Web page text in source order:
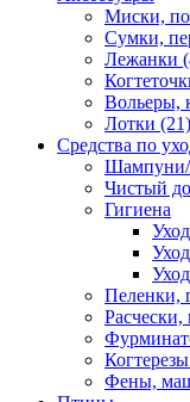
Миски,
Сумки,
Лежанки
Вольеры,
Лотки (21)
Средства по
Шампуни/
Чистый
Гигиена
Пеленки,
Расчески,
Когтерезы
Фены,